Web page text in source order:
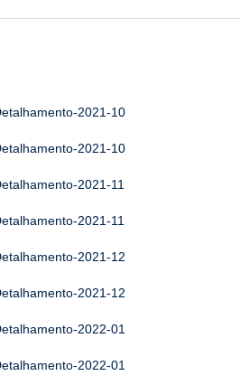
2021-10
2021-10
2021-11
2021-11
2021-12
2021-12
2022-01
2022-01